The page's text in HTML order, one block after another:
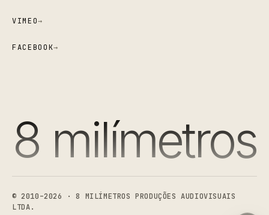
VIMEO→
FACEBOOK→
8 milímetros
© 2010–2026 · 8 MILÍMETROS PRODUÇÕES AUDIOVISUAIS
LTDA.